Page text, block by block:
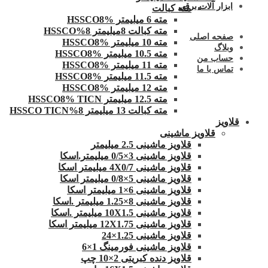
ابزار آلات برقی
صفحه اصلی
وبلاگ
حساب من
تماس با ما
مته کبالت
مته 6 میلیمتر HSSCO8%
مته کبالت 8میلیمتر 8%HSSCO
مته 10 میلیمتر HSSCO8%
مته 10.5 میلیمتر HSSCO8%
مته 11 میلیمتر HSSCO8%
مته 11.5 میلیمتر HSSCO8%
مته 12 میلیمتر HSSCO8%
مته 12.5 میلیمتر HSSCO8% TICN
مته کبالت 13 میلیمتر 8%HSSCO TICN
قلاویز
قلاویز ماشینی
قلاویز ماشینی 2.5 میلیمتر
قلاویز ماشینی 3×0/5 میلیمتر.اسکا
قلاویز ماشینی 4X0/7 میلیمتر اسکا
قلاویز ماشینی 5×0/8 میلیمتر اسکا
قلاویز ماشینی 6×1 میلیمتر اسکا
قلاویز ماشینی 8×1.25 میلیمتر .اسکا
قلاویز ماشینی 10X1.5 میلیمتر .اسکا
قلاویز ماشینی 12X1.75 میلیمتر اسکا
قلاویز ماشینی 1.25×24
قلاویز ماشینی فورمینگ 1×6
قلاویز دنده کبریتی 2×10 چپ